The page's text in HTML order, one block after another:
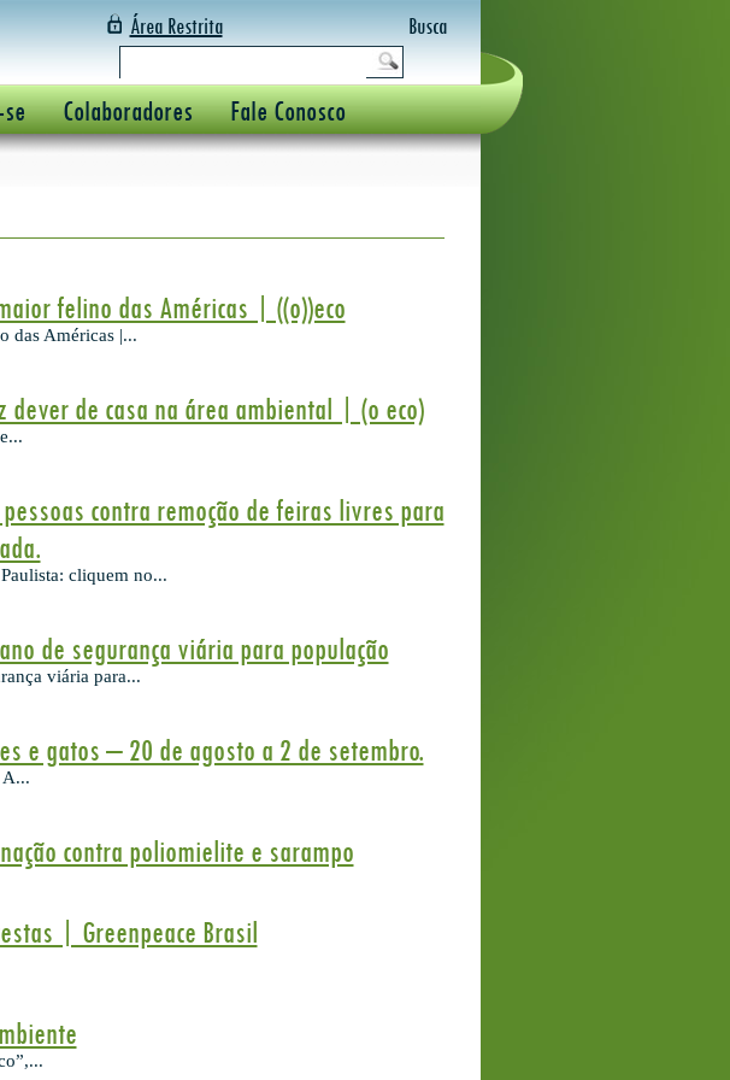
Área Restrita Busca
Colaboradores Fale Conosco
felino das Américas | ((o))eco
das Américas |...
dever de casa na área ambiental | (o eco)
contra remoção de feiras livres para
cliquem no...
de segurança viária para população
viária para...
e gatos – 20 de agosto a 2 de setembro.
A...
contra poliomielite e sarampo
| Greenpeace Brasil